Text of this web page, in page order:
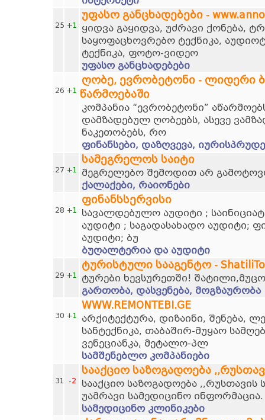
25 +1
უფასო განცხადებები -
ყიდვა გაყიდვა, უძრავი ქონება,
საყოფაცხოვრებო ტექნიკა,
ტექნიკა, ფოტო-ვიდეო
უფასო განცხადებები
26 +1
ღობე, ევრობეტონი - ლიდერი
წარმოებაში
კომპანია “ევრობეტონი”
დამზადებულ ღობეებს, ასევე
ნაკეთობებს, რო
ფინანსები, დაზღვევა,
27 +1
სამეგრელოს საიტი
მეგრელებო შემოდით არ
ქალაქები, რაიონები
28 +1
ფინანსსერვისი
სავალდებულო აუდიტი ;
აუდიტი ; საგადასახადო აუდიტი;
აუდიტი; ბუ
ბუღალტერია და აუდიტი
29 +1
ტურისტული სააგენტო -
ტურები ხევსურეთში!
გართობა, დასვენება, მოგზაურობა
30 +1
WWW.REMONTEBI.GE
არქიტექტურა, დიზაინი, შენება,
სანტექნიკა, თაბაშირ-მუყაო
ვენეციანკა, მეტალო-პლ
სამშენებლო კომპანიები
31 -2
სააქციო საზოგადოება
სააქციო საზოგადოება
უამრავი სამედიცინო ინფორმაცია.
სამედიცინო კლინიკები